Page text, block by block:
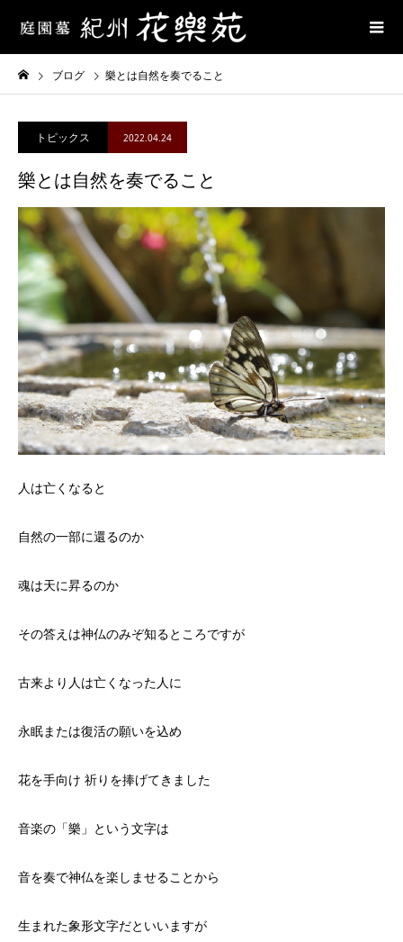
ブログ 樂とは自然を奏でること
トピックス 2022.04.24
樂とは自然を奏でること
人は亡くなると
自然の一部に還るのか
魂は天に昇るのか
その答えは神仏のみぞ知るところですが
古来より人は亡くなった人に
永眠または復活の願いを込め
花を手向け 祈りを捧げてきました
音楽の「樂」という文字は
音を奏で神仏を楽しませることから
生まれた象形文字だといいますが